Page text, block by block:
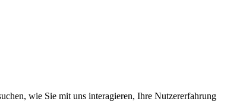
wie Sie mit uns interagieren, Ihre Nutzererfahrung